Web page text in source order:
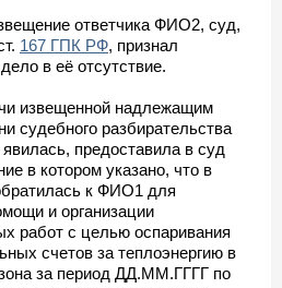
ответчика ФИО2, суд,
167 ГПК РФ, признал
в её отсутствие.
извещенной надлежащим
судебного разбирательства
предоставила в суд
в котором указано, что в
к ФИО1 для
и организации
работ с целью оспаривания
счетов за теплоэнергию в
за период ДД.ММ.ГГГГ по